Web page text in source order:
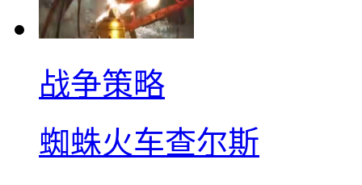
战争策略
蜘蛛火车查尔斯